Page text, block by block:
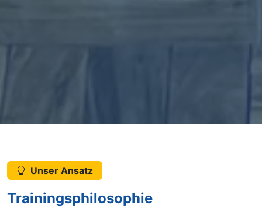
Unser Ansatz
Trainingsphilosophie